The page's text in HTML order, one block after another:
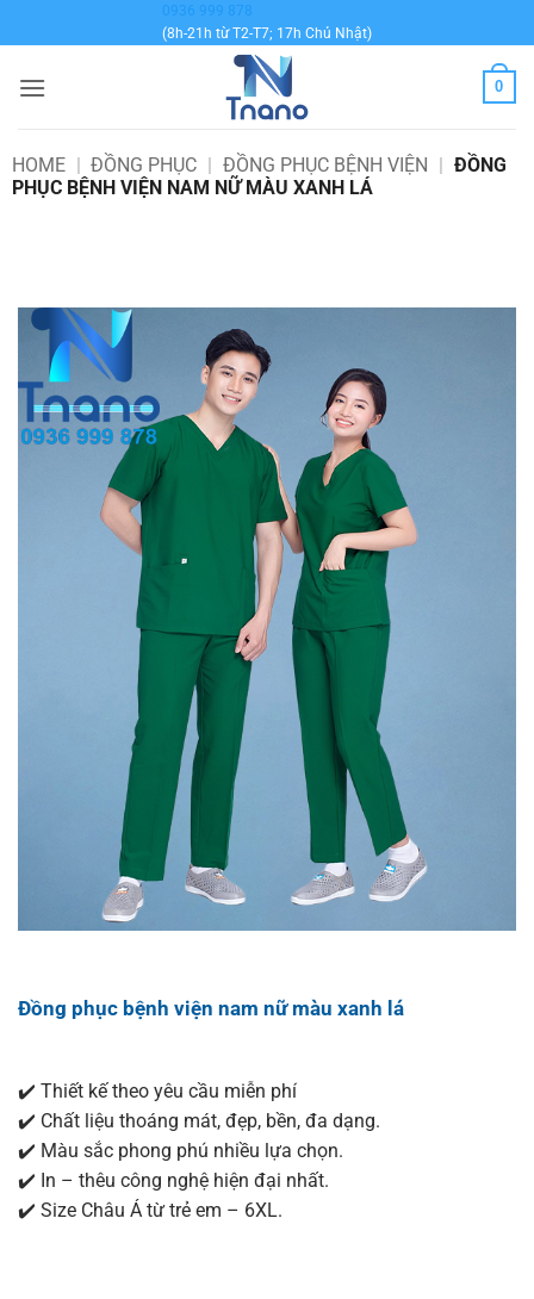
qua
dung
0936 999 878
(8h-21h từ T2-T7; 17h Chủ Nhật)
0
HOME | ĐỒNG PHỤC | ĐỒNG PHỤC BỆNH VIỆN | ĐỒNG
PHỤC BỆNH VIỆN NAM NỮ MÀU XANH LÁ
Đồng phục bệnh viện nam nữ màu xanh lá
✔️ Thiết kế theo yêu cầu miễn phí
✔️ Chất liệu thoáng mát, đẹp, bền, đa dạng.
✔️ Màu sắc phong phú nhiều lựa chọn.
✔️ In – thêu công nghệ hiện đại nhất.
✔️ Size Châu Á từ trẻ em – 6XL.